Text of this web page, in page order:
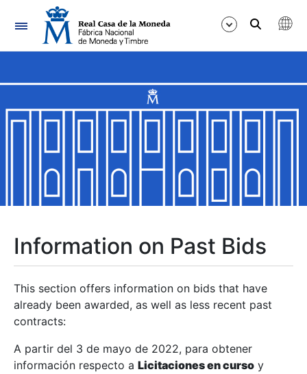
Navigation
Show/Hide
Show/Hide
Show/Hide
Show/Hide
Show/Hide
Information on Past Bids
This section offers information on bids that have
already been awarded, as well as less recent past
contracts:
A partir del 3 de mayo de 2022, para obtener
información respecto a Licitaciones en curso y